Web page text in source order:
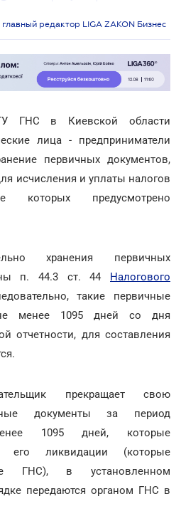
редактор LIGA ZAKON Бизнес
ГНС в Киевской области
лица - предприниматели
первичных документов,
исчисления и уплаты налогов
предусмотрено
хранения первичных
п. 44.3 ст. 44 Налогового
такие первичные
не менее 1095 дней со дня
отчетности, для составления
прекращает свою
документы за период
1095 дней, которые
его ликвидации (которые
ГНС), в установленном
передаются органом ГНС в